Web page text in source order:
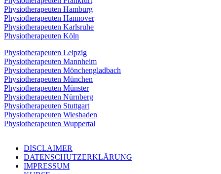
Physiotherapeuten Hamburg
Physiotherapeuten Hannover
Physiotherapeuten Karlsruhe
Physiotherapeuten Köln
Physiotherapeuten Leipzig
Physiotherapeuten Mannheim
Physiotherapeuten Mönchengladbach
Physiotherapeuten München
Physiotherapeuten Münster
Physiotherapeuten Nürnberg
Physiotherapeuten Stuttgart
Physiotherapeuten Wiesbaden
Physiotherapeuten Wuppertal
DISCLAIMER
DATENSCHUTZERKLÄRUNG
IMPRESSUM